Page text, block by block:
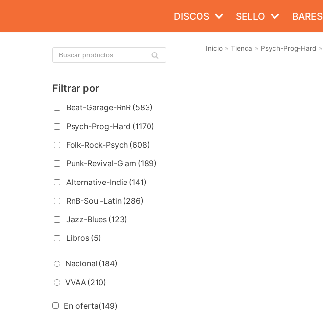
contenido
DISCOS SELLO BARES
Filtrar por
Beat-Garage-RnR (583)
Psych-Prog-Hard (1170)
Folk-Rock-Psych (608)
Punk-Revival-Glam (189)
Alternative-Indie (141)
RnB-Soul-Latin (286)
Jazz-Blues (123)
Libros (5)
Nacional (184)
VVAA(210)
En oferta(149)
Inicio » Tienda » Psych-Prog-Hard »